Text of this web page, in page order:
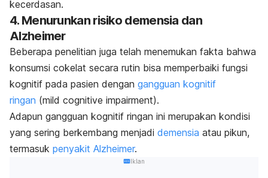
kecerdasan.
4. Menurunkan risiko demensia dan
Alzheimer
Beberapa penelitian juga telah menemukan fakta bahwa
konsumsi cokelat secara rutin bisa memperbaiki fungsi
kognitif pada pasien dengan gangguan kognitif
ringan (mild cognitive impairment).
Adapun gangguan kognitif ringan ini merupakan kondisi
yang sering berkembang menjadi demensia atau pikun,
termasuk penyakit Alzheimer.
Iklan